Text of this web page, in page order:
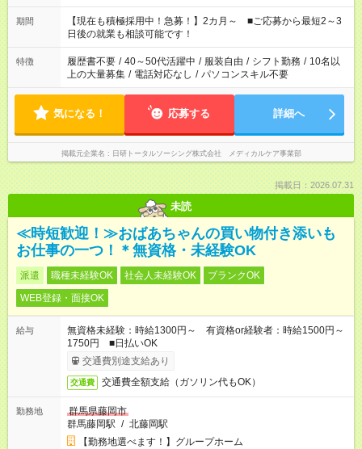
い」 「余裕を持って夕飯の準備がしたい」 「できれば残業はし
たくない」 など、ご希望を教えてくださいね。 ※Wワーク希望
の方へ 今ご覧のお仕事で希望する勤務時間と、もう1つのお仕事
の勤務時間。 合計で週40時間を超える場合は応募できません。
期間
【現在も積極採用中！急募！】2カ月～ ■ご応募から最短2～3
日後の就業も相談可能です！
特徴 履歴書不要 / 40～50代活躍中 / 服装自由 / シフト勤務 / 10名以
上の大量募集 / 電話対応なし / パソコンスキル不要
気になる！ 応募する 詳細へ
掲載元企業名 日研トータルソーシング株式会社 メディカルケア事業部
掲載日：2026.07.31
未読
≪時短歓迎！≫おばあちゃんの買い物付き添いも
お仕事の一つ！＊無資格・未経験OK
派遣 職種未経験OK 社会人未経験OK
ブランクOK
WEB登録・面接OK
給与
無資格未経験：時給1300円～ 有資格or経験者：時給1500円～
1750円 ■日払いOK
交通費別途支給あり
交通費 交通費全額支給（ガソリン代もOK）
勤務地
群馬県藤岡市
群馬藤岡駅 / 北藤岡駅
【勤務地選べます！】グループホーム